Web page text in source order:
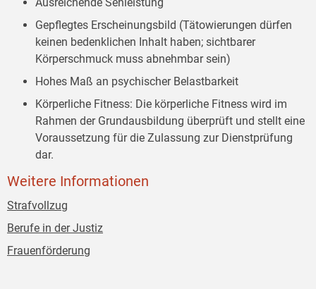
Gepflegtes Erscheinungsbild (Tätowierungen dürfen
keinen bedenklichen Inhalt haben; sichtbarer
Körperschmuck muss abnehmbar sein)
Hohes Maß an psychischer Belastbarkeit
Körperliche Fitness: Die körperliche Fitness wird im
Rahmen der Grundausbildung überprüft und stellt eine
Voraussetzung für die Zulassung zur Dienstprüfung
dar.
Weitere Informationen
Strafvollzug
Berufe in der Justiz
Frauenförderung